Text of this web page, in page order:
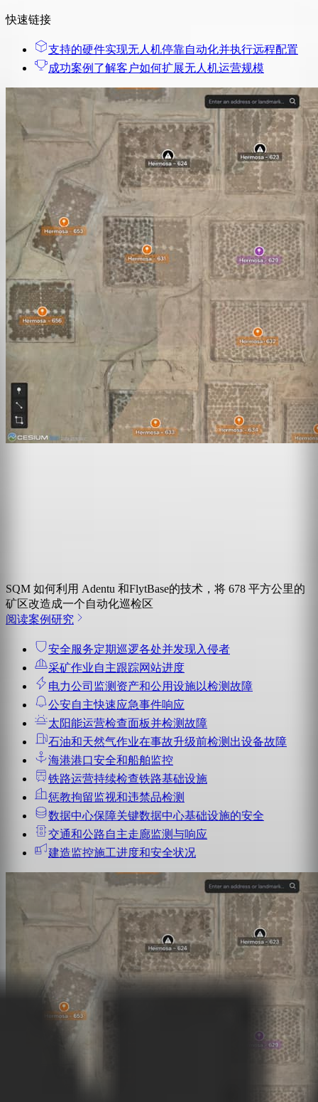
快速链接
支持的硬件实现无人机停靠自动化并执行远程配置
成功案例 了解客户如何扩展无人机运营规模
SQM 如何利用 Adentu 和FlytBase的技术，将 678 平方公里的
矿区改造成一个自动化巡检区
阅读案例研究
安全服务定期巡逻各处并发现入侵者
采矿作业自主跟踪网站进度
电力公司 监测资产和公用设施以检测故障
公安自主快速应急事件响应
太阳能运营检查面板并检测故障
石油和天然气作业在事故升级前检测出设备故障
海港港口安全和船舶监控
铁路运营持续检查铁路基础设施
惩教拘留监视和违禁品检测
数据中心保障关键数据中心基础设施的安全
交通和公路自主走廊监测与响应
建造监控施工进度和安全状况